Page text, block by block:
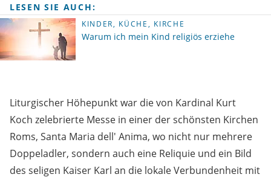
LESEN SIE AUCH:
KINDER, KÜCHE, KIRCHE
Warum ich mein Kind religiös erziehe
Liturgischer Höhepunkt war die von Kardinal Kurt
Koch zelebrierte Messe in einer der schönsten Kirchen
Roms, Santa Maria dell' Anima, wo nicht nur mehrere
Doppeladler, sondern auch eine Reliquie und ein Bild
des seligen Kaiser Karl an die lokale Verbundenheit mit